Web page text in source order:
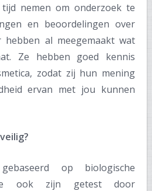
nemen om onderzoek te
en beoordelingen over
hebben al meegemaakt wat
Ze hebben goed kennis
zodat zij hun mening
ervan met jou kunnen
op biologische
ook zijn getest door